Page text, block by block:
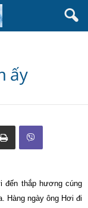
ấy
đến thắp hương cúng
Hàng ngày ông Hơi đi